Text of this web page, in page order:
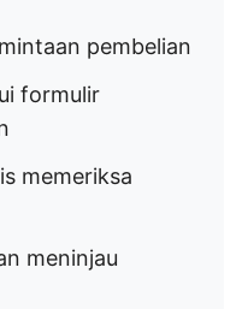
pembelian
formulir
memeriksa
meninjau